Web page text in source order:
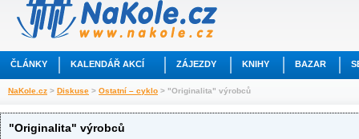
ČLÁNKY KALENDÁŘ AKCÍ ZÁJEZDY KNIHY BAZAR
NaKole.cz > Diskuse > Ostatní – cyklo > "Originalita" výrobců
"Originalita" výrobců